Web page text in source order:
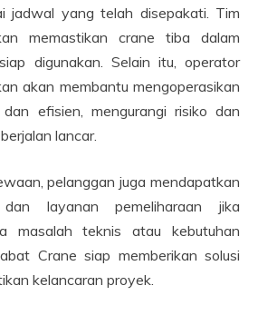
jadwal yang telah disepakati. Tim
memastikan crane tiba dalam
digunakan. Selain itu, operator
akan membantu mengoperasikan
efisien, mengurangi risiko dan
lancar.
pelanggan juga mendapatkan
layanan pemeliharaan jika
masalah teknis atau kebutuhan
Crane siap memberikan solusi
kelancaran proyek.